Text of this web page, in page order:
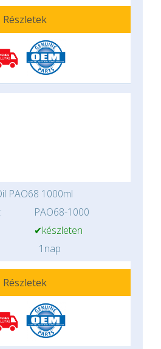
Részletek
PAO68 1000ml
PAO68-1000
✔készleten
1nap
Részletek